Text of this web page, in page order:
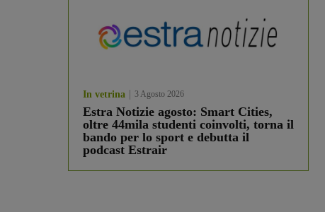
In vetrina 3 Agosto 2026
Estra Notizie agosto: Smart Cities,
oltre 44mila studenti coinvolti, torna il
bando per lo sport e debutta il
podcast Estrair